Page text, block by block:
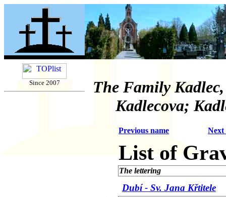
Since 2007
The Family
Kadlecova;
Previous name Next
List of
The lettering
Dubí - Sv. Jana Křtitele